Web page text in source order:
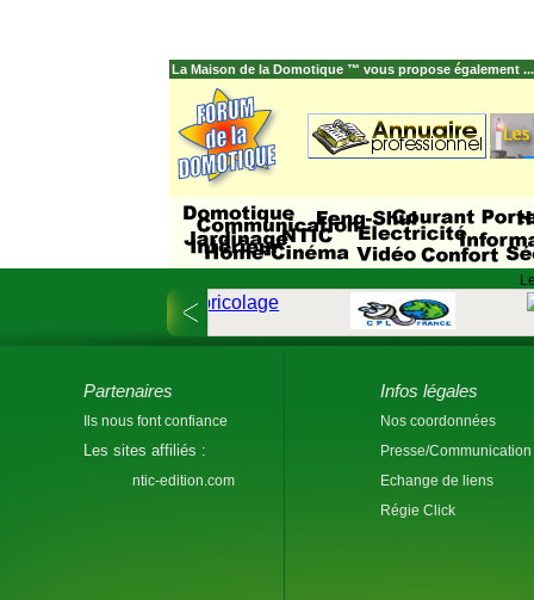
La Maison de la Domotique ™ vous propose également ...
Partenaires
Ils nous font confiance
Les sites affiliés :
ntic-edition.com
Infos légales
Nos coordonnées
Presse/Communication
Echange de liens
Régie Click